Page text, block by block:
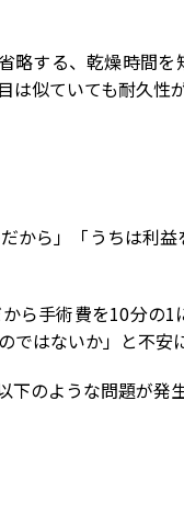
略する、乾燥時間
似ていても耐久性
から」「うちは利
ら手術費を10分の1
はないか」と不安
のような問題が発